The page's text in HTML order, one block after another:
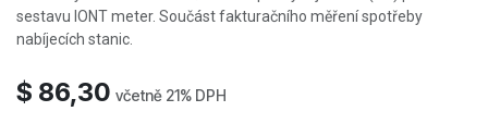
sestavu IONT meter. Součást fakturačního měření spotřeby
nabíjecích stanic.
$ 86,30 včetně 21% DPH